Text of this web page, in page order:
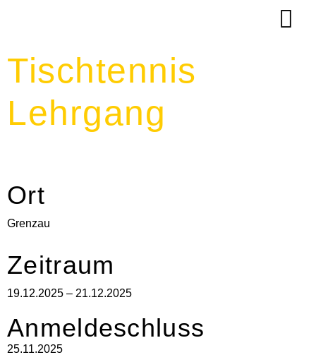
Tischtennis
Lehrgang
Ort
Grenzau
Zeitraum
19.12.2025 – 21.12.2025
Anmeldeschluss
25.11.2025